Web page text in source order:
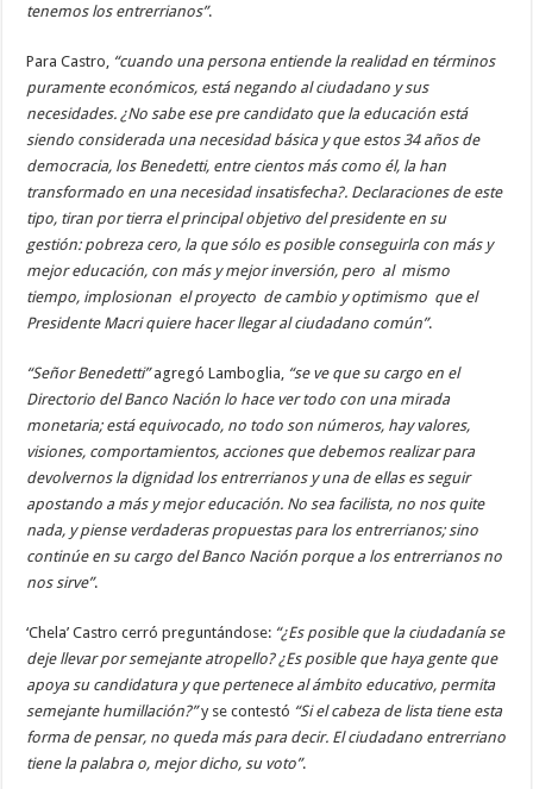
tenemos los entrerrianos”.
Para Castro, “cuando una persona entiende la realidad en términos
puramente económicos, está negando al ciudadano y sus
necesidades. ¿No sabe ese pre candidato que la educación está
siendo considerada una necesidad básica y que estos 34 años de
democracia, los Benedetti, entre cientos más como él, la han
transformado en una necesidad insatisfecha?. Declaraciones de este
tipo, tiran por tierra el principal objetivo del presidente en su
gestión: pobreza cero, la que sólo es posible conseguirla con más y
mejor educación, con más y mejor inversión, pero al mismo
tiempo, implosionan el proyecto de cambio y optimismo que el
Presidente Macri quiere hacer llegar al ciudadano común”.
“Señor Benedetti”agregó Lamboglia, “se ve que su cargo en el
Directorio del Banco Nación lo hace ver todo con una mirada
monetaria; está equivocado, no todo son números, hay valores,
visiones, comportamientos, acciones que debemos realizar para
devolvernos la dignidad los entrerrianos y una de ellas es seguir
apostando a más y mejor educación. No sea facilista, no nos quite
nada, y piense verdaderas propuestas para los entrerrianos; sino
continúe en su cargo del Banco Nación porque a los entrerrianos no
nos sirve”.
‘Chela’ Castro cerró preguntándose: “¿Es posible que la ciudadanía se
deje llevar por semejante atropello? ¿Es posible que haya gente que
apoya su candidatura y que pertenece al ámbito educativo, permita
semejante humillación?”y se contestó “Si el cabeza de lista tiene esta
forma de pensar, no queda más para decir. El ciudadano entrerriano
tiene la palabra o, mejor dicho, su voto”.